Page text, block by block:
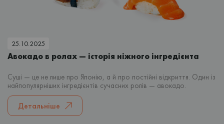
25.10.2025
Авокадо в ролах — історія ніжного інгредієнта
Суші — це не лише про Японію, а й про постійні відкриття. Один із
найпопулярніших інгредієнтів сучасних ролів — авокадо.
Детальніше